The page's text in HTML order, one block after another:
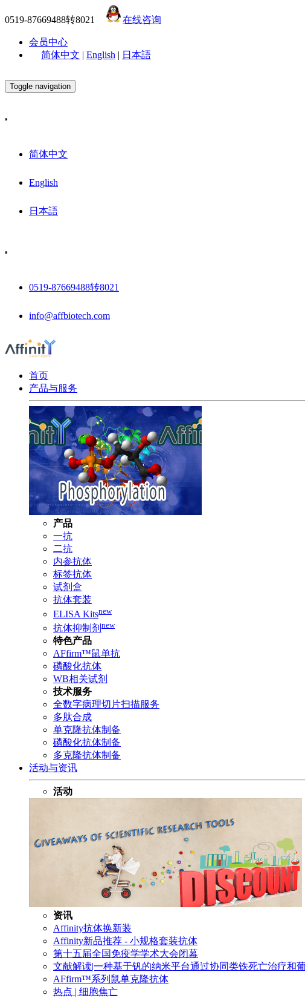
0519-87669488转8021 在线咨询
会员中心
简体中文 | English | 日本語
Toggle navigation
简体中文
English
日本語
0519-87669488转8021
info@affbiotech.com
首页
产品与服务
产品
一抗
二抗
内参抗体
标签抗体
试剂盒
抗体套装
ELISA Kitsnew
抗体抑制剂 new
特色产品
AFfirm™鼠单抗
磷酸化抗体
WB相关试剂
技术服务
全数字病理切片扫描服务
多肽合成
单克隆抗体制备
磷酸化抗体制备
多克隆抗体制备
活动与资讯
活动
资讯
Affinity抗体换新装
Affinity新品推荐 - 小规格套装抗体
第十五届全国免疫学学术大会闭幕
文献解读|一种基于钒的纳米平台通过协同类铁死亡治疗和
AFfirm™系列鼠单克隆抗体
热点 | 细胞焦亡